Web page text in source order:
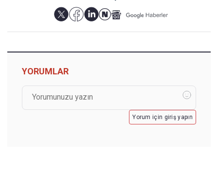
YORUMLAR
Yorum için giriş yapın